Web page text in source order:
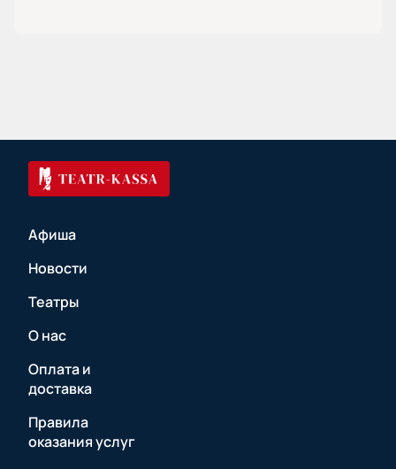
Афиша
Новости
Театры
О нас
Оплата и
доставка
Правила
оказания услуг